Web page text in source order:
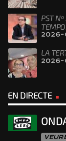
PST
2026-
LA
2026-
EN DIRECTE